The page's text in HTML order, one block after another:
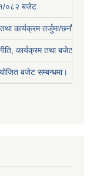
०८२ बजेट
कार्यक्रम तर्जुमा/छनौट
कार्यक्रम तथा बजेट
बजेट सम्बन्धमा।